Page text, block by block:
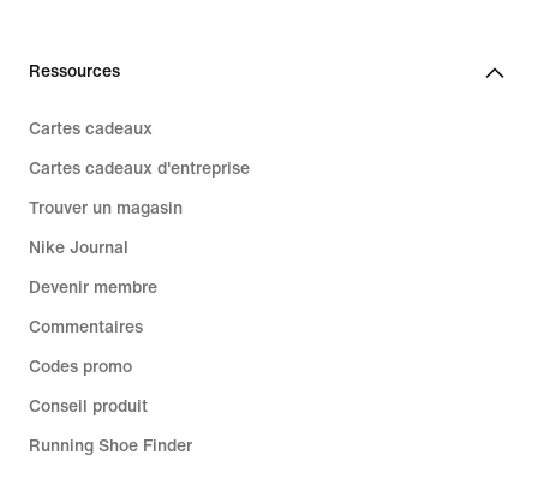
Ressources
Cartes cadeaux
Cartes cadeaux d'entreprise
Trouver un magasin
Nike Journal
Devenir membre
Commentaires
Codes promo
Conseil produit
Running Shoe Finder